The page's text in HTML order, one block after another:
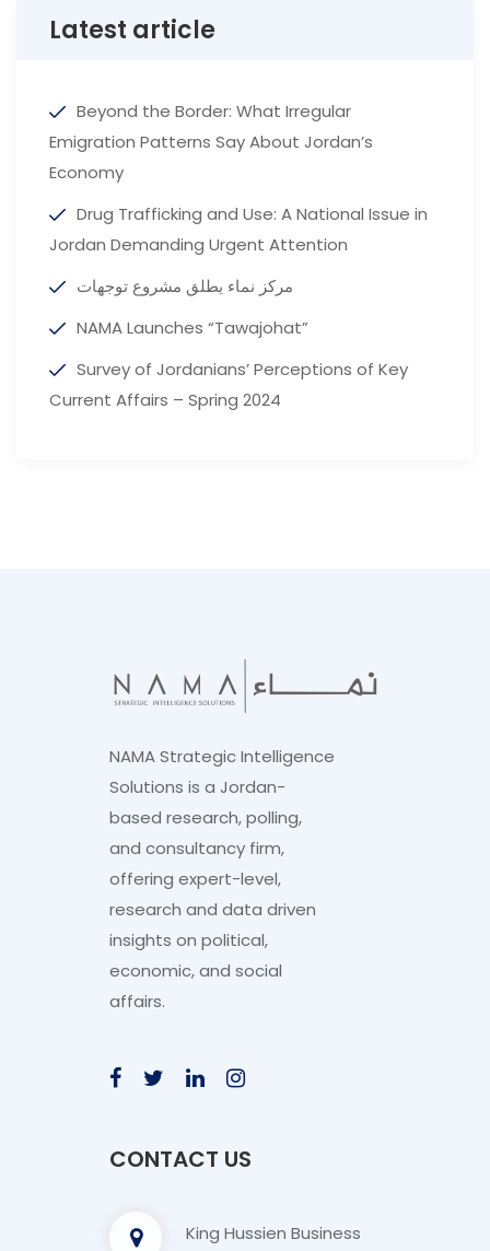
Latest article
Beyond the Border: What Irregular
Emigration Patterns Say About Jordan’s
Economy
Drug Trafficking and Use: A National Issue in
Jordan Demanding Urgent Attention
مركز نماء يطلق مشروع توجهات
NAMA Launches “Tawajohat”
Survey of Jordanians’ Perceptions of Key
Current Affairs – Spring 2024
NAMA Strategic Intelligence
Solutions is a Jordan-
based research, polling,
and consultancy firm,
offering expert-level,
research and data driven
insights on political,
economic, and social
affairs.
CONTACT US
King Hussien Business